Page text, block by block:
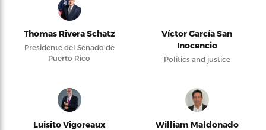
Thomas Rivera Schatz
Presidente del Senado de
Puerto Rico
Víctor García San
Inocencio
Politics and justice
Luisito Vigoreaux William Maldonado